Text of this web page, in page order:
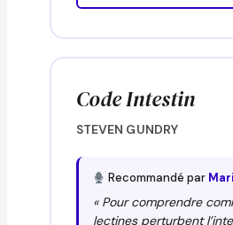
Code Intestin
STEVEN GUNDRY
Recommandé par
« Pour comprendre
lectines perturbent